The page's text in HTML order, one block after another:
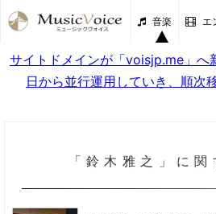
音楽 エ
サイトドメインが「voisjp.me」へ
日から並行運用していき、順次
「鈴木雅之」に関